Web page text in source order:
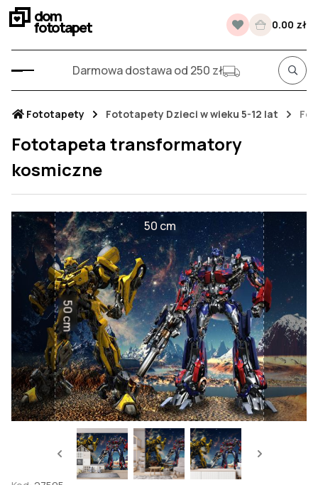
dom
fototapet 0.00 zł
Darmowa dostawa od 250 zł
Fototapety Fototapety Dzieci w wieku 5-12 lat
Fototapeta transformatory
kosmiczne
50 cm
50 cm